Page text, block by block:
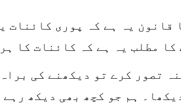
قانون یہ ہے کہ پوری کائنات
مطلب یہ ہے کہ کائنات کا
تصور کرے تو دیکھنے کی
ہم جو کچھ بھی دیکھ